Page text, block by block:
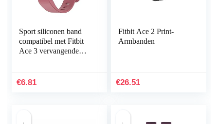
Sport siliconen band
compatibel met Fitbit
Ace 3 vervangende
horlogearmband…
€6.81
Fitbit Ace 2 Print-
Armbanden
€26.51